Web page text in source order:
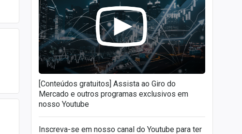
[Conteúdos gratuitos] Assista ao Giro do
Mercado e outros programas exclusivos em
nosso Youtube
Inscreva-se em nosso canal do Youtube para ter